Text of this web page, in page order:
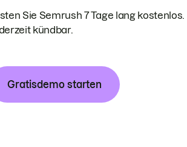
Sie Semrush 7 Tage lang kostenlos.
kündbar.
Gratisdemo starten